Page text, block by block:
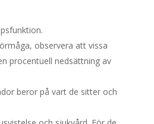
observera att vissa
procentuell nedsättning av
beror på vart de sitter och